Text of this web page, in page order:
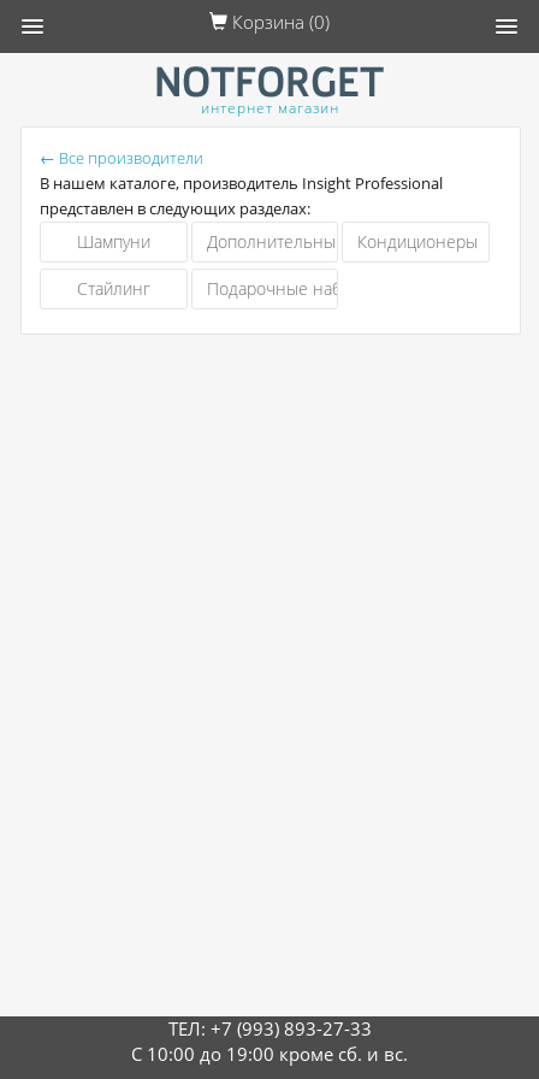
интернет магазин
← Все производители
В нашем каталоге, производитель Insight Professional
представлен в следующих разделах:
Шампуни Дополнительный уходКондиционеры
Стайлинг Подарочные наборы
ТЕЛ: +7 (993) 893-27-33
С 10:00 до 19:00 кроме сб. и вс.
Корзина (0)